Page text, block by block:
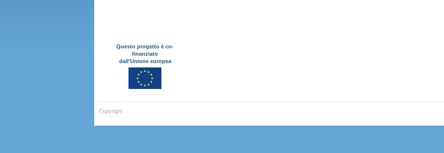
Questo progetto è co-
finanziato
dall’Unione europea
Copyright